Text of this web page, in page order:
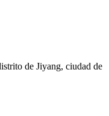
de Jiyang, ciudad de